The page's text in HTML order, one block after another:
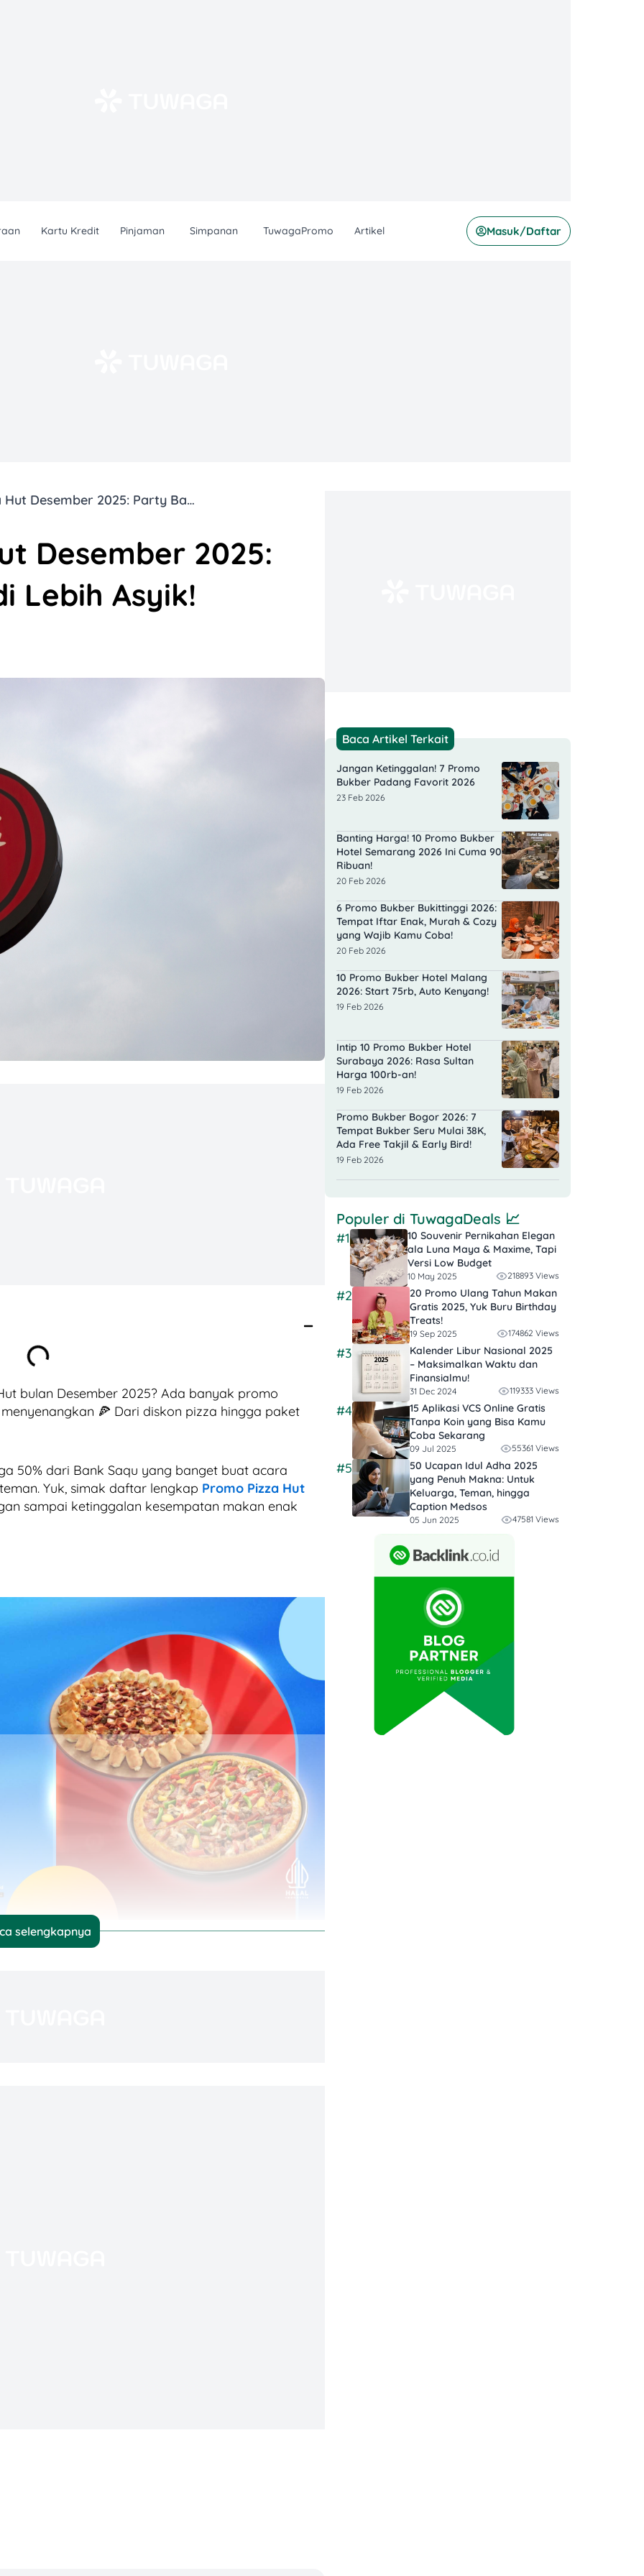
Kartu Kredit Pinjaman Simpanan TuwagaPromo Artikel Masuk/Daftar
10 Promo Pizza Hut Desember 2025: Party Bareng Jadi Lebih Asyik!
Desember 2025:
Lebih Asyik!
bulan Desember 2025? Ada banyak promo
🍕 Dari diskon pizza hingga paket
50% dari Bank Saqu yang banget buat acara
Yuk, simak daftar lengkap Promo Pizza Hut
sampai ketinggalan kesempatan makan enak
min. transaksi Rp100.000 (sebelum pajak)
selengkapnya
Baca Artikel Terkait
Jangan Ketinggalan! 7 Promo
Bukber Padang Favorit 2026
23 Feb 2026
Banting Harga! 10 Promo Bukber
Hotel Semarang 2026 Ini Cuma 90
Ribuan!
20 Feb 2026
6 Promo Bukber Bukittinggi 2026:
Tempat Iftar Enak, Murah & Cozy
yang Wajib Kamu Coba!
20 Feb 2026
10 Promo Bukber Hotel Malang
2026: Start 75rb, Auto Kenyang!
19 Feb 2026
Intip 10 Promo Bukber Hotel
Surabaya 2026: Rasa Sultan
Harga 100rb-an!
19 Feb 2026
Promo Bukber Bogor 2026: 7
Tempat Bukber Seru Mulai 38K,
Ada Free Takjil & Early Bird!
19 Feb 2026
Populer di TuwagaDeals 📈
#1
10 Souvenir Pernikahan Elegan
ala Luna Maya & Maxime, Tapi
Versi Low Budget
10 May 2025 218893 Views
#2
20 Promo Ulang Tahun Makan
Gratis 2025, Yuk Buru Birthday
Treats!
19 Sep 2025 174862 Views
#3
Kalender Libur Nasional 2025
– Maksimalkan Waktu dan
Finansialmu!
31 Dec 2024 119333 Views
#4
15 Aplikasi VCS Online Gratis
Tanpa Koin yang Bisa Kamu
Coba Sekarang
09 Jul 2025 55361 Views
#5
50 Ucapan Idul Adha 2025
yang Penuh Makna: Untuk
Keluarga, Teman, hingga
Caption Medsos
05 Jun 2025 47581 Views